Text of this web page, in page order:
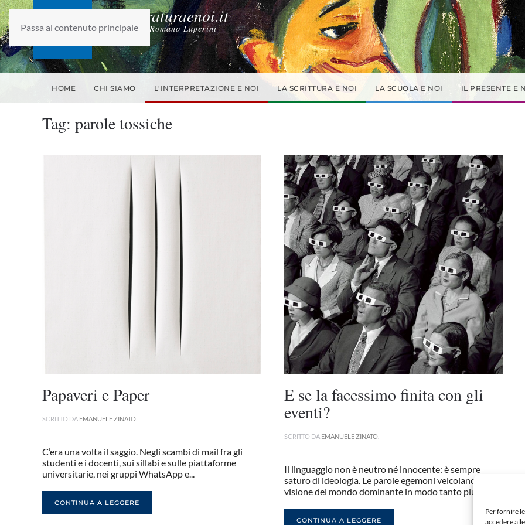
Per fornire
accedere
Passa al contenuto principale
laletteraturaenoi.it
fondato da Romano Luperini
HOME CHI SIAMO L'INTERPRETAZIONE E NOI LA SCRITTURA E NOI LA SCUOLA E NOI IL PRESENTE E
Tag: parole tossiche
Papaveri e Paper
SCRITTO DA EMANUELE ZINATO
C’era una volta il saggio. Negli scambi di mail fra gli
studenti e i docenti, sui sillabi e sulle piattaforme
universitarie, nei gruppi WhatsApp e...
CONTINUA A LEGGERE
E se la facessimo finita con gli
eventi?
SCRITTO DA EMANUELE ZINATO
Il linguaggio non è neutro né innocente: è sempre
saturo di ideologia. Le parole egemoni veicolano la
visione del mondo dominante in modo tanto più...
CONTINUA A LEGGERE